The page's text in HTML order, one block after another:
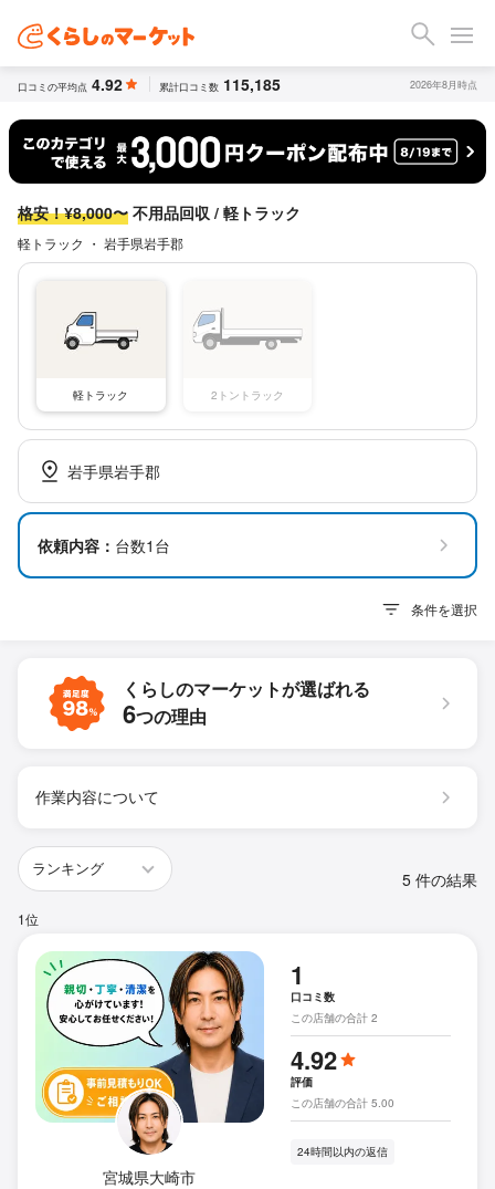
口コミの平均点 4.92 累計口コミ数 115,185 2026年8月時点
格安！¥8,000〜 不用品回収 / 軽トラック
軽トラック ・ 岩手県岩手郡
軽トラック 2トントラック
岩手県岩手郡
依頼内容： 台数1台
条件を選択
くらしのマーケットが選ばれる
6つの理由
作業内容について
5 件の結果
1位
宮城県大崎市
1
口コミ数
この店舗の合計 2
4.92
評価
この店舗の合計 5.00
24時間以内の返信